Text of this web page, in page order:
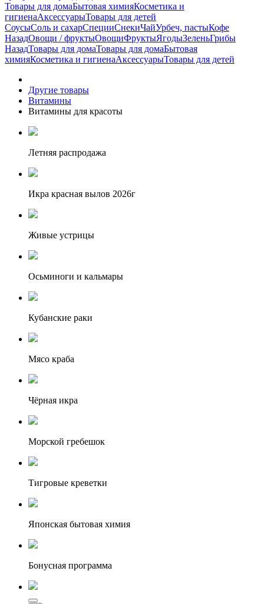
Товары для домаБытовая химияКосметика и
гигиенаАксессуарыТовары для детей
СоусыСоль и сахарСпецииСнекиЧайУрбеч, пастыКофе
НазадОвощи / фруктыОвощиФруктыЯгодыЗеленьГрибы
НазадТовары для домаТовары для домаБытовая
химияКосметика и гигиенаАксессуарыТовары для детей
Другие товары
Витамины
Витамины для красоты
Летняя распродажа
Икра красная вылов 2026г
Живые устрицы
Осьминоги и кальмары
Кубанские раки
Мясо краба
Чёрная икра
Морской гребешок
Тигровые креветки
Японская бытовая химия
Бонусная программа